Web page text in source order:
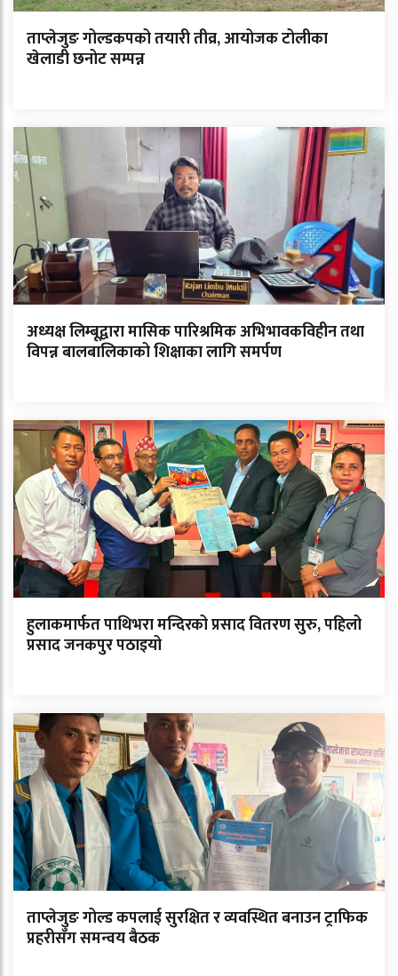
ताप्लेजुङ गोल्डकपको तयारी तीव्र, आयोजक टोलीका
खेलाडी छनोट सम्पन्न
अध्यक्ष लिम्बूद्वारा मासिक पारिश्रमिक अभिभावकविहीन तथा
विपन्न बालबालिकाको शिक्षाका लागि समर्पण
हुलाकमार्फत पाथिभरा मन्दिरको प्रसाद वितरण सुरु, पहिलो
प्रसाद जनकपुर पठाइयो
ताप्लेजुङ गोल्ड कपलाई सुरक्षित र व्यवस्थित बनाउन ट्राफिक
प्रहरीसँग समन्वय बैठक